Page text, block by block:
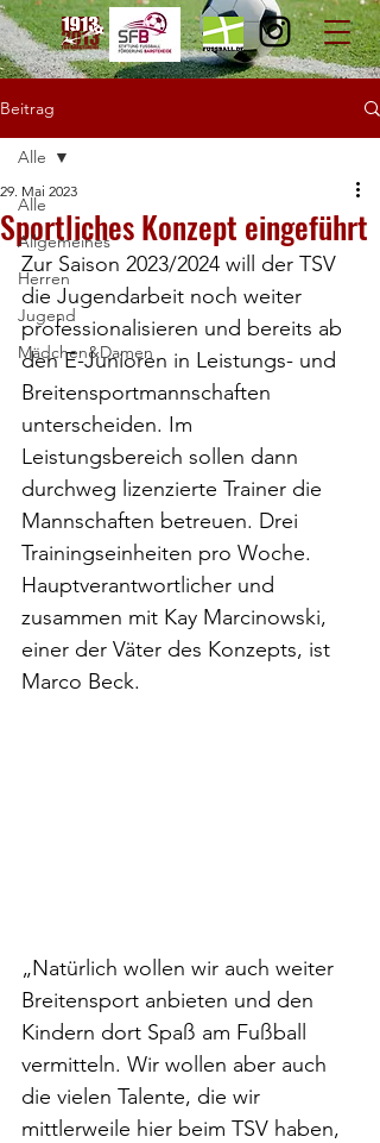
Beitrag
Alle
Allgemeines
Herren
Jugend
Mädchen&Damen
Alle
Sportliches Konzept eingeführt
29. Mai 2023
Zur Saison 2023/2024 will der TSV
die Jugendarbeit noch weiter
professionalisieren und bereits ab
den E-Junioren in Leistungs- und
Breitensportmannschaften
unterscheiden. Im
Leistungsbereich sollen dann
durchweg lizenzierte Trainer die
Mannschaften betreuen. Drei
Trainingseinheiten pro Woche.
Hauptverantwortlicher und
zusammen mit Kay Marcinowski,
einer der Väter des Konzepts, ist
Marco Beck.
„Natürlich wollen wir auch weiter
Breitensport anbieten und den
Kindern dort Spaß am Fußball
vermitteln. Wir wollen aber auch
die vielen Talente, die wir
mittlerweile hier beim TSV haben,